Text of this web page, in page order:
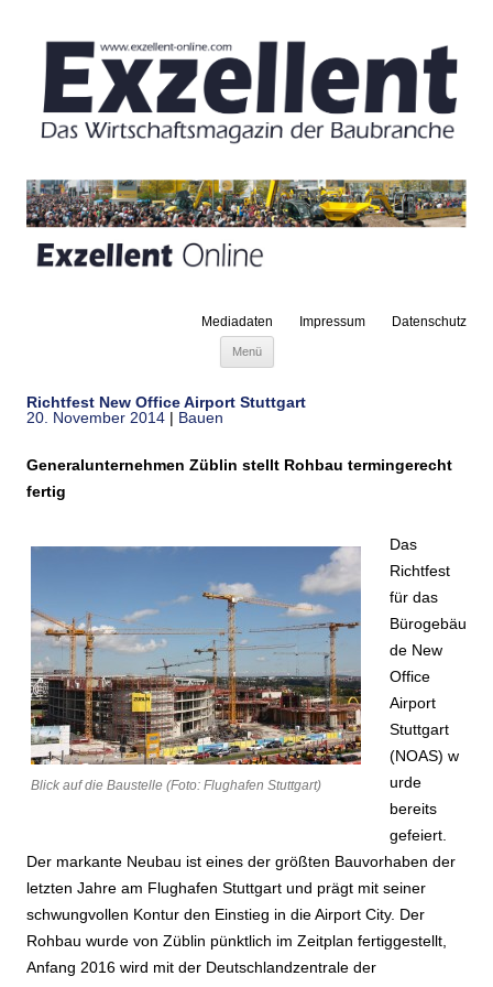
Mediadaten Impressum Datenschutz
Menü
Richtfest New Office Airport Stuttgart
20. November 2014 | Bauen
Generalunternehmen Züblin stellt Rohbau termingerecht
fertig
Blick auf die Baustelle (Foto: Flughafen Stuttgart)
Das
Richtfest
für das
Bürogebäu
de New
Office
Airport
Stuttgart
(NOAS) w
urde
bereits
gefeiert.
Der markante Neubau ist eines der größten Bauvorhaben der
letzten Jahre am Flughafen Stuttgart und prägt mit seiner
schwungvollen Kontur den Einstieg in die Airport City. Der
Rohbau wurde von Züblin pünktlich im Zeitplan fertiggestellt,
Anfang 2016 wird mit der Deutschlandzentrale der